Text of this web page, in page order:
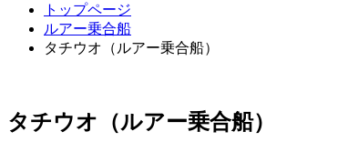
トップページ
ルアー乗合船
タチウオ（ルアー乗合船）
タチウオ（ルアー乗合船）